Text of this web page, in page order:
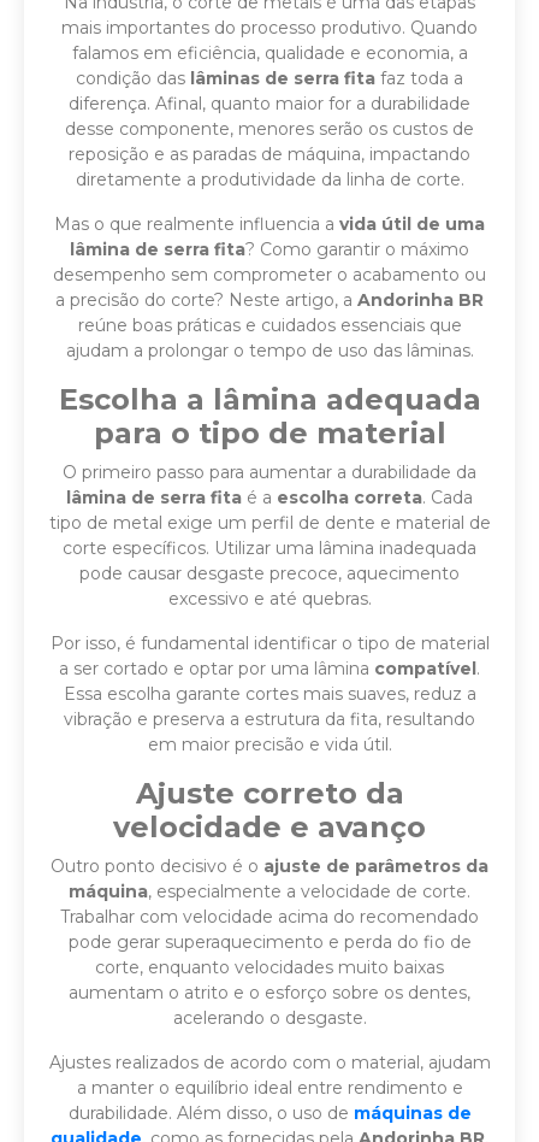
mais importantes do processo produtivo. Quando
falamos em eficiência, qualidade e economia, a
condição das lâminas de serra fita faz toda a
diferença. Afinal, quanto maior for a durabilidade
desse componente, menores serão os custos de
reposição e as paradas de máquina, impactando
diretamente a produtividade da linha de corte.
Mas o que realmente influencia a vida útil de uma
lâmina de serra fita? Como garantir o máximo
desempenho sem comprometer o acabamento ou
a precisão do corte? Neste artigo, a Andorinha BR
reúne boas práticas e cuidados essenciais que
ajudam a prolongar o tempo de uso das lâminas.
Escolha a lâmina adequada
para o tipo de material
O primeiro passo para aumentar a durabilidade da
lâmina de serra fita é a escolha correta. Cada
tipo de metal exige um perfil de dente e material de
corte específicos. Utilizar uma lâmina inadequada
pode causar desgaste precoce, aquecimento
excessivo e até quebras.
Por isso, é fundamental identificar o tipo de material
a ser cortado e optar por uma lâmina compatível.
Essa escolha garante cortes mais suaves, reduz a
vibração e preserva a estrutura da fita, resultando
em maior precisão e vida útil.
Ajuste correto da
velocidade e avanço
Outro ponto decisivo é o ajuste de parâmetros da
máquina, especialmente a velocidade de corte.
Trabalhar com velocidade acima do recomendado
pode gerar superaquecimento e perda do fio de
corte, enquanto velocidades muito baixas
aumentam o atrito e o esforço sobre os dentes,
acelerando o desgaste.
Ajustes realizados de acordo com o material, ajudam
a manter o equilíbrio ideal entre rendimento e
durabilidade. Além disso, o uso de máquinas de